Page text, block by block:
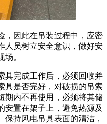
，因此在吊装过程中，应密
人员树立安全意识，做好安
。
具完成工作后，必须回收并
具是否完好，对破损的吊索
期内不再使用，必须将其储
安置在架子上，避免热源及
持风电吊具表面的清洁，